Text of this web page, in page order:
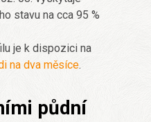
stavu na cca 95 %
je k dispozici na
na dva měsíce.
půdní